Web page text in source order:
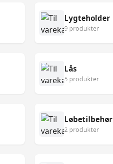
Lygteholder
9 produkter
Lås
5 produkter
Løbetilbehør
2 produkter